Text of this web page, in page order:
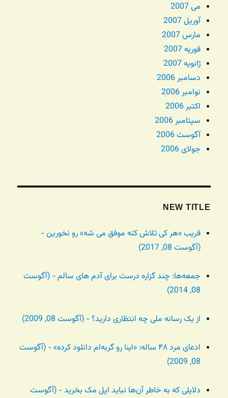
می 2007
آوریل 2007
مارس 2007
فوریه 2007
ژانویه 2007
دسامبر 2006
نوامبر 2006
اکتبر 2006
سپتامبر 2006
آگوست 2006
جولای 2006
NEW TITLE
فریب «هر کی تلاش کنه موفق می شه» رو نخورین -
(آگوست 08, 2017)
جمعه‌ها: چند گزاره درست برای آدم های سالم - (آگوست
08, 2014)
از یک رسانه ملی چه انتظاری دارید؟ - (آگوست 08, 2009)
ادعای مرد ۴۸ ساله: «اینا رو گربه‌ام دانلود کرده» - (آگوست
08, 2009)
دلایلی که به خاطر آن‌ها نباید اپل مک بخرید - (آگوست